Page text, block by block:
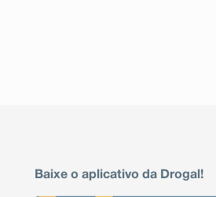
Baixe o aplicativo da Drogal!